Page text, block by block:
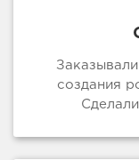
создания